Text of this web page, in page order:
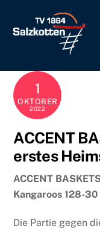
content
1
OKTOBER
2022
ACCENT
erstes
ACCENT
Kangaroos 128-30
Die Partie gegen